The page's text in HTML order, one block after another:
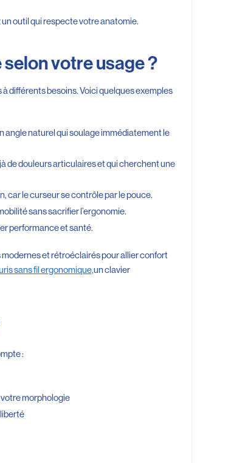
outil qui respecte votre anatomie.
votre usage ?
à différents besoins. Voici quelques exemples
angle naturel qui soulage immédiatement le
de douleurs articulaires et qui cherchent une
car le curseur se contrôle par le pouce.
sans sacrifier l’ergonomie.
performance et santé.
modernes et rétroéclairés pour allier confort
sans fil ergonomique,un clavier
:
morphologie